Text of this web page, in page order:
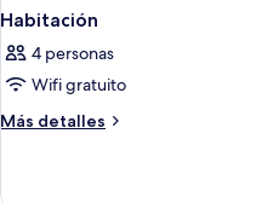
Habitación
4 personas
Wifi gratuito
Más detalles
Más